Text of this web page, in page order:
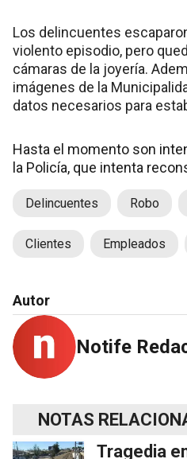
Los delincuentes
violento episodio, pero
cámaras de la joyería.
imágenes de la
datos necesarios para
Hasta el momento son
la Policía, que intenta
Delincuentes Robo
Clientes Empleados
Autor
Notife
NOTAS
Tragedia